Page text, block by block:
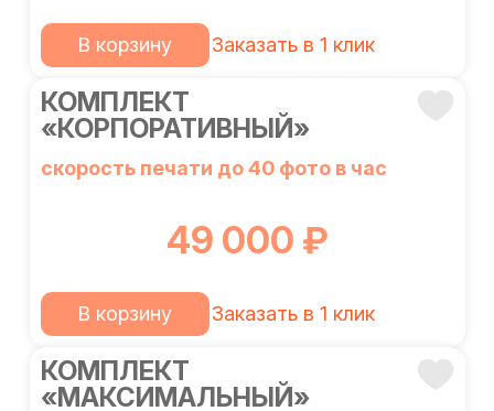
В корзину Заказать в 1 клик
КОМПЛЕКТ
«КОРПОРАТИВНЫЙ»
скорость печати до 40 фото в час
49 000 ₽
В корзину Заказать в 1 клик
КОМПЛЕКТ
«МАКСИМАЛЬНЫЙ»